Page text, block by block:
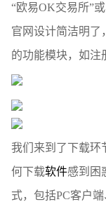
“欧易OK交易所”
官网设计简洁明了
的功能模块，如注
我们来到了下载环
何下载软件感到困
式，包括PC客户